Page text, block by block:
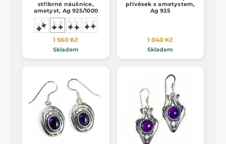
stříbrné náušnice,
ametyst, Ag 925/1000
1 560 Kč
Skladem
přívěsek s ametystem,
Ag 925
1 040 Kč
Skladem